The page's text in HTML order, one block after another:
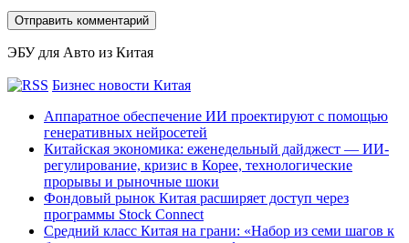
ЭБУ для Авто из Китая
Бизнес новости Китая
Аппаратное обеспечение ИИ проектируют с помощью
генеративных нейросетей
Китайская экономика: еженедельный дайджест — ИИ-
регулирование, кризис в Корее, технологические
прорывы и рыночные шоки
Фондовый рынок Китая расширяет доступ через
программы Stock Connect
Средний класс Китая на грани: «Набор из семи шагов к